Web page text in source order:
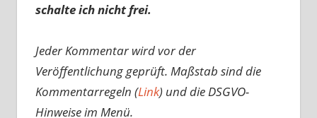
schalte ich nicht frei.
Jeder Kommentar wird vor der
Veröffentlichung geprüft. Maßstab sind die
Kommentarregeln (Link) und die DSGVO-
Hinweise im Menü.